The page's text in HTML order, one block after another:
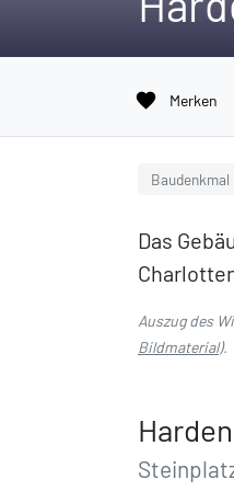
favorite Merken
Baudenkmal
Das
Auszug des
Bildmaterial).